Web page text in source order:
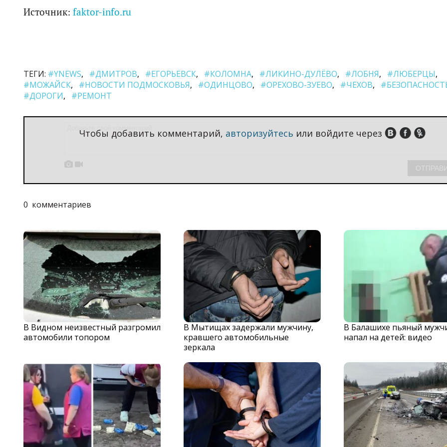
Источник: faktor-info.ru
ТЕГИ: #YNEWS #ДМИТРОВ #ЕГОРЬЕВСК #КОЛОМНА #ЛИКИНО-ДУЛЁВО #ЛОБНЯ
#ЛЮБЕРЦЫ
#МОЖАЙСК
#НОВОСТИ ПОДМОСКОВЬЯ #ОДИНЦОВО #ОРЕХОВО-ЗУЕВО #ЧЕХОВ
#ДОРОГИ
#РЕМОНТ
Чтобы добавить комментарий, авторизуйтесь или войдите через
 
0 комментариев
В Видном неизвестный разгромил
автомобили топором
В Мытищах задержали мужчину,
кравшего автомобильные
зеркала
В Балашихе пьяный
напал на детей: видео